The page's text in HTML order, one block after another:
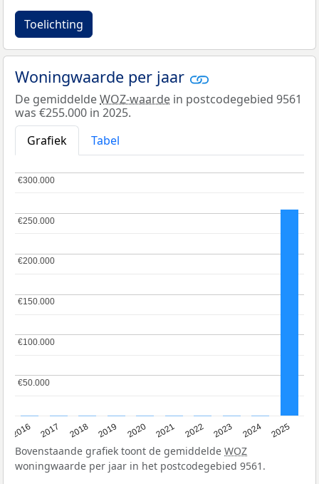
Toelichting
Woningwaarde per jaar
De gemiddeldeWOZ-waarde in postcodegebied 9561
was €255.000 in 2025.
Grafiek
Tabel
2016 2017 2018 2019 2020 2021 2022 2023 2024 2025
€50.000
€50.000
€100.000
€100.000
€150.000
€150.000
€200.000
€200.000
€250.000
€250.000
€300.000
€300.000
Bovenstaande grafiek toont de gemiddelde WOZ
woningwaarde per jaar in het postcodegebied 9561.